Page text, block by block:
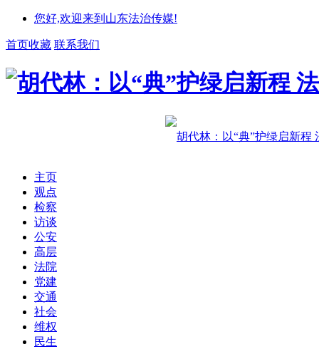
您好,欢迎来到山东法治传媒!
首页收藏 联系我们
主页
观点
检察
访谈
公安
高层
法院
党建
交通
社会
维权
民生